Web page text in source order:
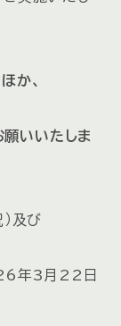
か、
いいたしま
及び
3月22日